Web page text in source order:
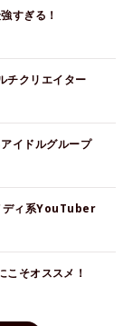
すぎる！
チクリエイター
イドルグループ
ディ系YouTuber
そオススメ！